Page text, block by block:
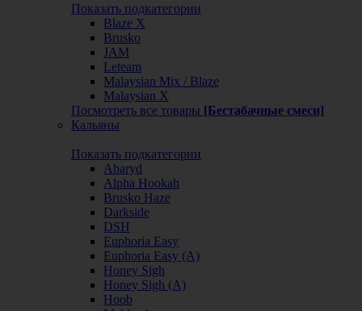
Показать подкатегории
Blaze X
Brusko
JAM
Leteam
Malaysian Mix / Blaze
Malaysian X
Посмотреть все товары [Бестабачные смеси]
Кальяны
Показать подкатегории
Abaryd
Alpha Hookah
Brusko Haze
Darkside
DSH
Euphoria Easy
Euphoria Easy (А)
Honey Sigh
Honey Sigh (А)
Hoob